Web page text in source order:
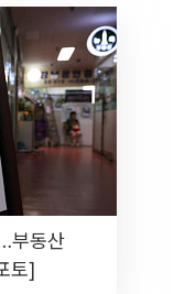
부동산
토]